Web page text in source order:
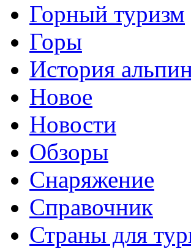
Горный туризм
Горы
История
Новое
Новости
Обзоры
Снаряжение
Справочник
Страны для